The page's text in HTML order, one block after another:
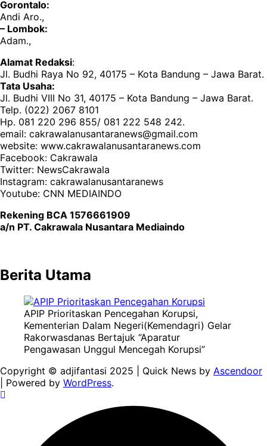
Gorontalo:
Andi Aro.,
– Lombok:
Adam.,
Alamat Redaksi:
Jl. Budhi Raya No 92, 40175 – Kota Bandung – Jawa Barat.
Tata Usaha:
Jl. Budhi VIII No 31, 40175 – Kota Bandung – Jawa Barat.
Telp. (022) 2067 8101
Hp. 081 220 296 855/ 081 222 548 242.
email: cakrawalanusantaranews@gmail.com
website: www.cakrawalanusantaranews.com
Facebook: Cakrawala
Twitter: NewsCakrawala
Instagram: cakrawalanusantaranews
Youtube: CNN MEDIAINDO
Rekening BCA 1576661909
a/n PT. Cakrawala Nusantara Mediaindo
Berita Utama
APIP Prioritaskan Pencegahan Korupsi,
Kementerian Dalam Negeri(Kemendagri) Gelar
Rakorwasdanas Bertajuk “Aparatur
Pengawasan Unggul Mencegah Korupsi”
Copyright © adjifantasi 2025 | Quick News by Ascendoor
| Powered by WordPress.